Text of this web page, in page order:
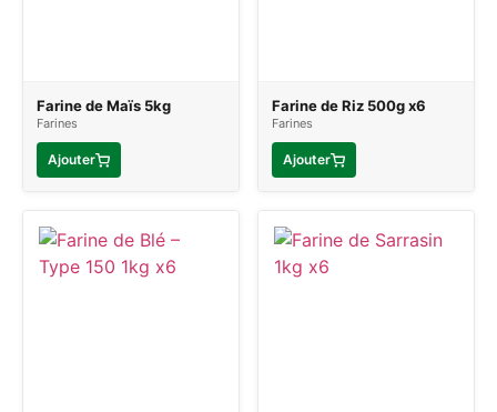
Farine de Maïs 5kg
Farines
Ajouter
Farine de Riz 500g x6
Farines
Ajouter